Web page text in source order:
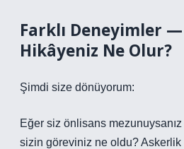
Farklı Deneyimler
Hikâyeniz Ne Olur?
Şimdi size dönüyorum:
Eğer siz önlisans
sizin göreviniz ne oldu? Askerlik